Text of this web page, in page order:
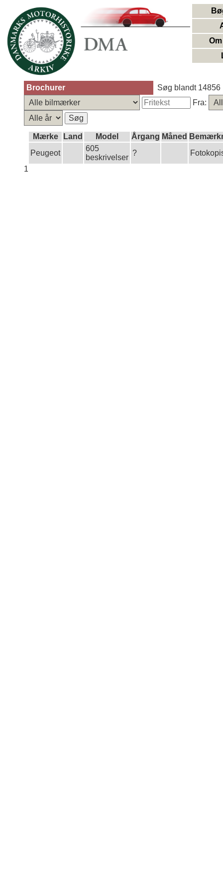
Brochurer
Søg blandt 14856
Fra:
Mærke Land Model Årgang Måned
Peugeot
605
beskrivelser
?
1